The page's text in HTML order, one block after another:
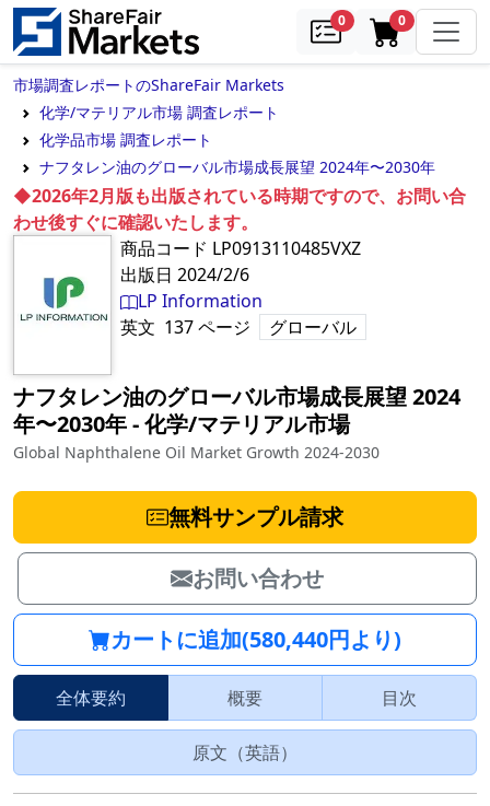
0samples0in cart
市場調査レポートのShareFair Markets
化学/マテリアル市場 調査レポート
化学品市場 調査レポート
ナフタレン油のグローバル市場成長展望 2024年〜2030年
◆2026年2月版も出版されている時期ですので、お問い合
わせ後すぐに確認いたします。
商品コード LP0913110485VXZ
出版日 2024/2/6
LP Information
英文 137ページ グローバル
ナフタレン油のグローバル市場成長展望 2024
年〜2030年‐化学/マテリアル市場
Global Naphthalene Oil Market Growth 2024-2030
無料サンプル請求
お問い合わせ
カートに追加(580,440円より)
全体要約 概要 目次
原文（英語）